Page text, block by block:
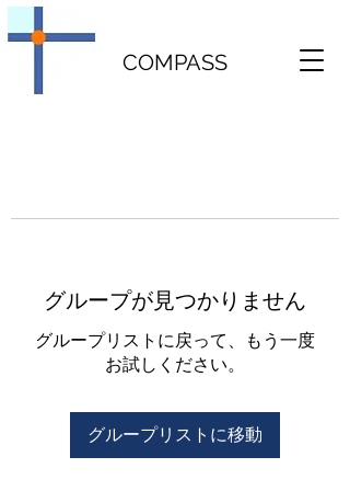
COMPASS
グループが見つかりません
グループリストに戻って、もう一度
お試しください。
グループリストに移動